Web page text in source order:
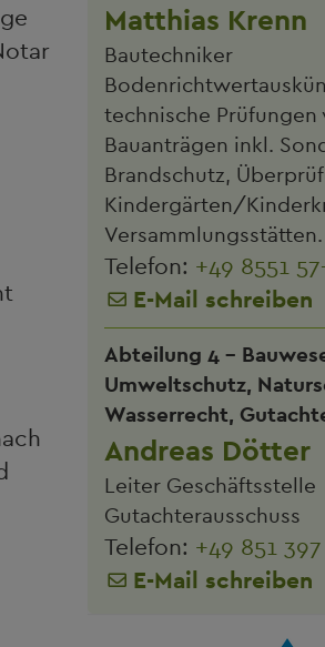
Matthias Krenn
Bautechniker
technische Prüfungen
Bauanträgen inkl.
Brandschutz,
Kindergärten/
Versammlungsstätten.
Telefon: +49 8551
E-Mail schreiben
Abteilung 4 -
Umweltschutz,
Wasserrecht,
Andreas Dötter
Leiter Geschäftsstelle
Gutachterausschuss
Telefon: +49 851
E-Mail schreiben